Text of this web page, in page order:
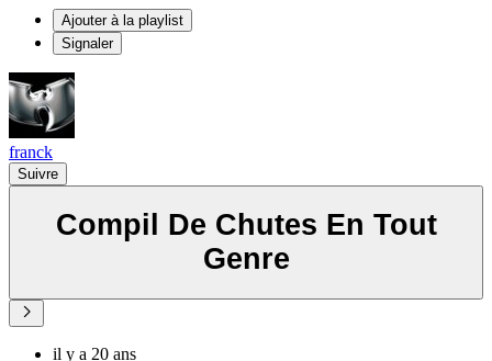
Ajouter à la playlist
Signaler
franck
Suivre
Compil De Chutes En Tout
Genre
il y a 20 ans